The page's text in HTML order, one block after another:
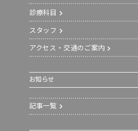
診療科目
スタッフ
アクセス・交通のご案内
お知らせ
記事一覧